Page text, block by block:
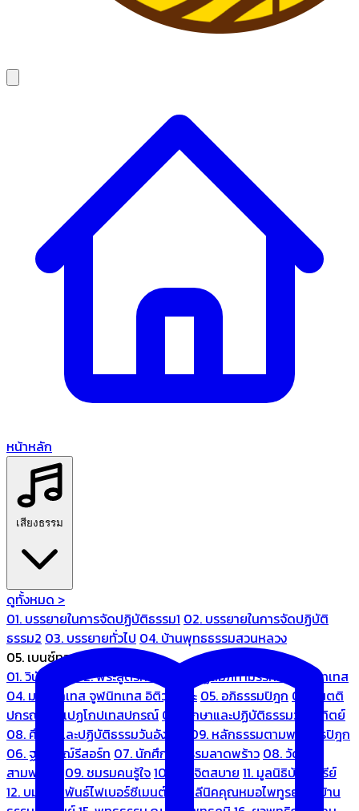
หน้าหลัก
เสียงธรรม
ดูทั้งหมด >
01. บรรยายในการจัดปฏิบัติธรรม1 02. บรรยายในการจัดปฏิบัติ
ธรรม2 03. บรรยายทั่วไป 04. บ้านพุทธธรรมสวนหลวง
05. เบนซ์ทองหล่อ
01. วินัยปิฎก
02. พระสูตรศึกษา
03. ปฏิสัมภิทามรรคและจูฬนิทเทส
04. มหานิทเทส จูฬนิทเทส อิติวุตตกะ 05. อภิธรรมปิฎก 06. เนตติ
ปกรณ์ และเปฏโกปเทสปกรณ์ 07. ศึกษาและปฏิบัติธรรมวันอาทิตย์
08. ศึกษาและปฏิบัติธรรมวันอังคาร
09. หลักธรรมตามพระไตรปิฎก
06. ฐณิชาฌ์รีสอร์ท 07. นักศึกษาธรรมลาดพร้าว 08. วัด
สามพระยา
09. ชมรมคนรู้ใจ10. บ้านจิตสบาย 11. มูลนิธิบ้านอารีย์
12. บมจ.มหพันธ์ไฟเบอร์ซีเมนต์
13. คลีนิคคุณหมอไพทูรย์
14. บ้าน